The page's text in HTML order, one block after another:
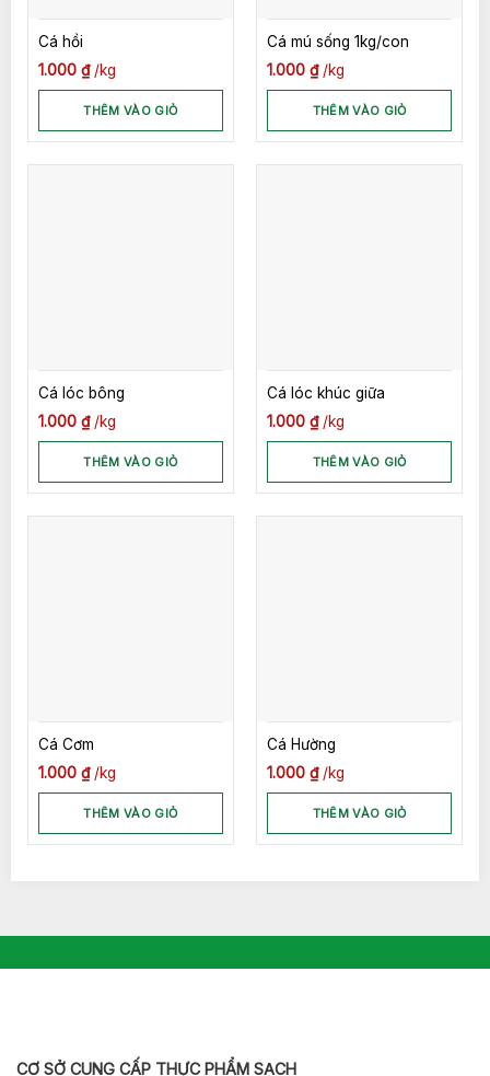
Cá hồi
1.000 ₫ kg
THÊM VÀO GIỎ
Cá mú sống 1kg/con
1.000 ₫ kg
THÊM VÀO GIỎ
Cá lóc bông
1.000 ₫ kg
THÊM VÀO GIỎ
Cá lóc khúc giữa
1.000 ₫ kg
THÊM VÀO GIỎ
Cá Cơm
1.000 ₫ kg
THÊM VÀO GIỎ
Cá Hường
1.000 ₫ kg
THÊM VÀO GIỎ
CƠ SỞ CUNG CẤP THỰC PHẨM SẠCH